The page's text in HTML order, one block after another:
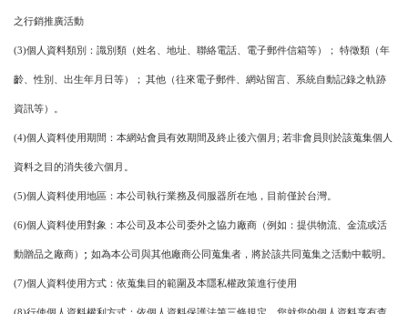
之行銷推廣活動
(3)個人資料類別 ： 識別類 （姓名、 地址、 聯絡電話、 電子郵件信箱等）； 特徵類 （年
齡 、性別 出生年月日等）； 其他 （往來電子郵件 網站留言 系統自動記錄之軌跡
資訊等）。
(4)個人資料使用期間 ： 本網站會員有效期間及終止後六個月 ; 若非會員則於該蒐集個人
資料之目的消失後六個月 。
(5)個人資料使用地區 ： 本公司執行業務及伺服器所在地 ， 目前僅於台灣。
(6)個人資料使用對象 ： 本公司及本公司委外之協力廠商 （例如 ： 提供物流、 金流或活
動贈品之廠商） ; 如為本公司與其他廠商公同蒐集者 ， 將於該共同蒐集之活動中載明。
(7)個人資料使用方式 ： 依蒐集目的範圍及本隱私權政策進行使用